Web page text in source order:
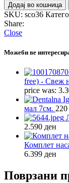
Додај во кошница
SKU: sco36
Share:
Close
Можеби ве
free) - Свеж
price was:
мал 7см. 220
2.590 ден
Комплет
6.399 ден
Поврзани